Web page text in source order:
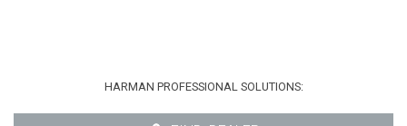
HARMAN PROFESSIONAL SOLUTIONS: